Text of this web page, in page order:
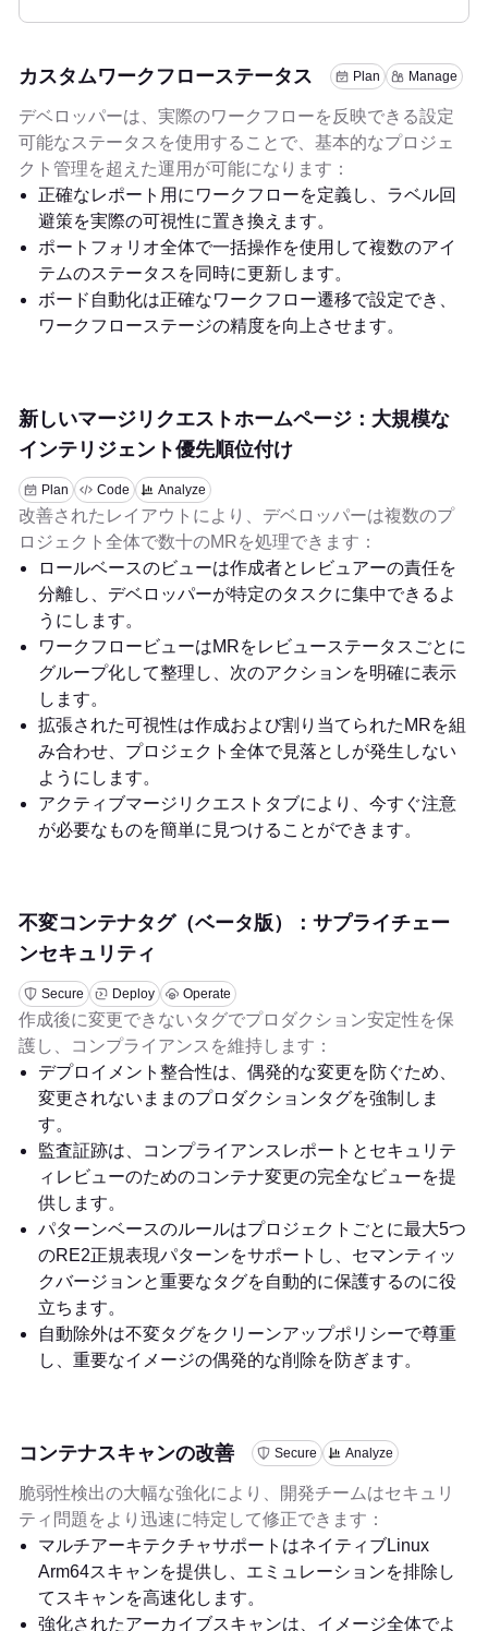
カスタムワークフローステータス Plan Manage
デベロッパーは、実際のワークフローを反映できる設定
可能なステータスを使用することで、基本的なプロジェ
クト管理を超えた運用が可能になります：
正確なレポート用にワークフローを定義し、ラベル回
避策を実際の可視性に置き換えます。
ポートフォリオ全体で一括操作を使用して複数のアイ
テムのステータスを同時に更新します。
ボード自動化は正確なワークフロー遷移で設定でき、
ワークフローステージの精度を向上させます。
新しいマージリクエストホームページ：大規模な
インテリジェント優先順位付け
Plan Code Analyze
改善されたレイアウトにより、デベロッパーは複数のプ
ロジェクト全体で数十のMRを処理できます：
ロールベースのビューは作成者とレビュアーの責任を
分離し、デベロッパーが特定のタスクに集中できるよ
うにします。
ワークフロービューはMRをレビューステータスごとに
グループ化して整理し、次のアクションを明確に表示
します。
拡張された可視性は作成および割り当てられたMRを組
み合わせ、プロジェクト全体で見落としが発生しない
ようにします。
アクティブマージリクエストタブにより、今すぐ注意
が必要なものを簡単に見つけることができます。
不変コンテナタグ（ベータ版）：サプライチェー
ンセキュリティ
Secure Deploy Operate
作成後に変更できないタグでプロダクション安定性を保
護し、コンプライアンスを維持します：
デプロイメント整合性は、偶発的な変更を防ぐため、
変更されないままのプロダクションタグを強制しま
す。
監査証跡は、コンプライアンスレポートとセキュリテ
ィレビューのためのコンテナ変更の完全なビューを提
供します。
パターンベースのルールはプロジェクトごとに最大5つ
のRE2正規表現パターンをサポートし、セマンティッ
クバージョンと重要なタグを自動的に保護するのに役
立ちます。
自動除外は不変タグをクリーンアップポリシーで尊重
し、重要なイメージの偶発的な削除を防ぎます。
コンテナスキャンの改善 Secure Analyze
脆弱性検出の大幅な強化により、開発チームはセキュリ
ティ問題をより迅速に特定して修正できます：
マルチアーキテクチャサポートはネイティブLinux
Arm64スキャンを提供し、エミュレーションを排除し
てスキャンを高速化します。
強化されたアーカイブスキャンは、イメージ全体でよ